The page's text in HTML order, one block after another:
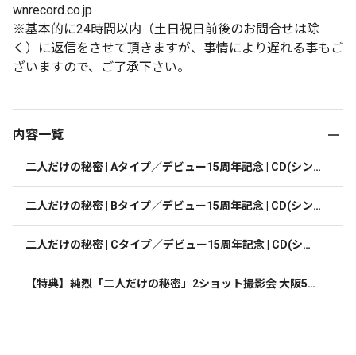
wnrecord.co.jp
※基本的に24時間以内（土日祝日前後のお問合せは除
く）に返信をさせて頂きますが、事情により遅れる事もご
ざいますので、ご了承下さい。
内容一覧
二人だけの秘密 | Aタイプ／デビュー15周年記念 | CD(シン
二人だけの秘密 | Bタイプ／デビュー15周年記念 | CD(シン
二人だけの秘密 | Cタイプ／デビュー15周年記念 | CD(シン
【特典】純烈「二人だけの秘密」2ショット撮影会 大阪5部